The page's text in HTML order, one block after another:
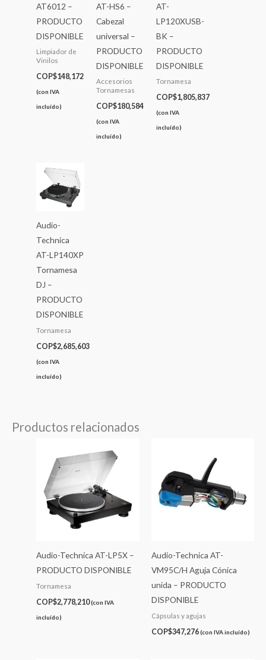
AT6012 –
PRODUCTO
DISPONIBLE
Limpiador de
Vinilos
COP$148,172
(con IVA
incluído)
AT-HS6 –
Cabezal
universal –
PRODUCTO
DISPONIBLE
Accesorios
Tornamesas
COP$180,584
(con IVA
incluído)
AT-
LP120XUSB-
BK –
PRODUCTO
DISPONIBLE
Tornamesa
COP$1,805,837
(con IVA
incluído)
Audio-
Technica
AT-LP140XP
Tornamesa
DJ –
PRODUCTO
DISPONIBLE
Tornamesa
COP$2,685,603
(con IVA
incluído)
Productos relacionados
Audio-Technica AT-LP5X –
PRODUCTO DISPONIBLE
Tornamesa
COP$2,778,210(con IVA
incluído)
Audio-Technica AT-
VM95C/H Aguja Cónica
unida – PRODUCTO
DISPONIBLE
Cápsulas y agujas
COP$347,276 (con IVA incluído)